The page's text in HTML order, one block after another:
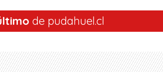
de pudahuel.cl